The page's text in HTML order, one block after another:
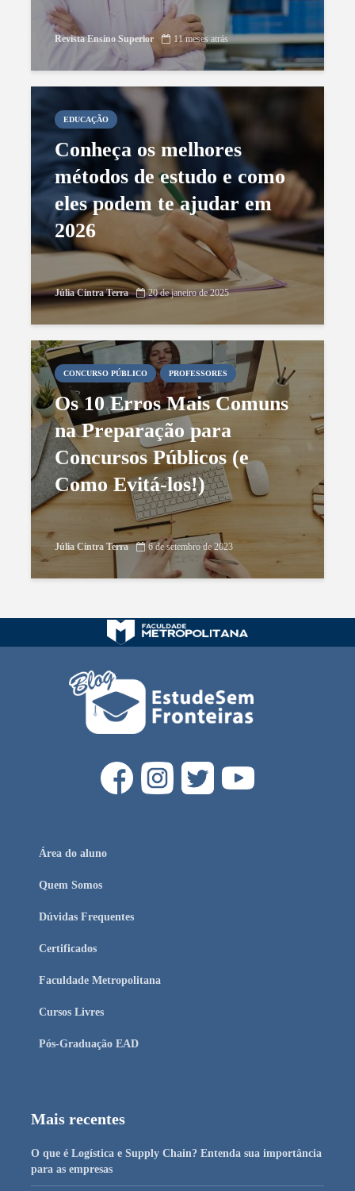
Revista Ensino Superior 11 meses atrás
EDUCAÇÃO
Conheça os melhores
métodos de estudo e como
eles podem te ajudar em
2026
Júlia Cintra Terra 20 de janeiro de 2025
CONCURSO PÚBLICO PROFESSORES
Os 10 Erros Mais Comuns
na Preparação para
Concursos Públicos (e
Como Evitá-los!)
Júlia Cintra Terra 6 de setembro de 2023
Área do aluno
Quem Somos
Dúvidas Frequentes
Certificados
Faculdade Metropolitana
Cursos Livres
Pós-Graduação EAD
Mais recentes
O que é Logística e Supply Chain? Entenda sua importância
para as empresas